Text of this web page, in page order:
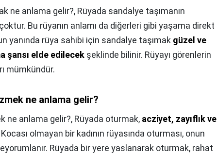
ne anlama gelir?, Rüyada sandalye taşımanın
Bu rüyanın anlamı da diğerleri gibi yaşama direkt
yanında rüya sahibi için sandalye taşımak güzel ve
şansı elde edilecek şeklinde bilinir. Rüyayı görenlerin
mümkündür.
ne anlama gelir?
ne anlama gelir?, Rüyada oturmak, acziyet, zayıflık ve
Kocası olmayan bir kadının rüyasında oturması, onun
Rüyada bir yere yaslanarak oturmak, rahat